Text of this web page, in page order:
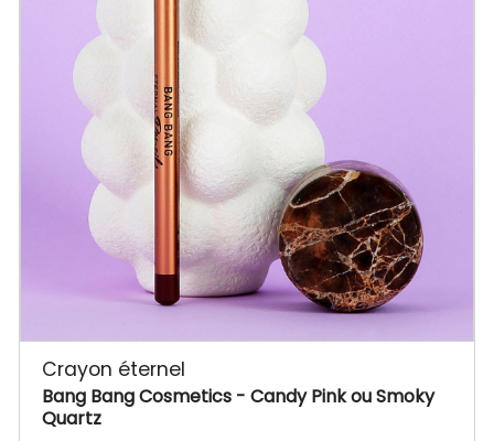
Crayon éternel
Bang Bang Cosmetics - Candy Pink ou Smoky
Quartz